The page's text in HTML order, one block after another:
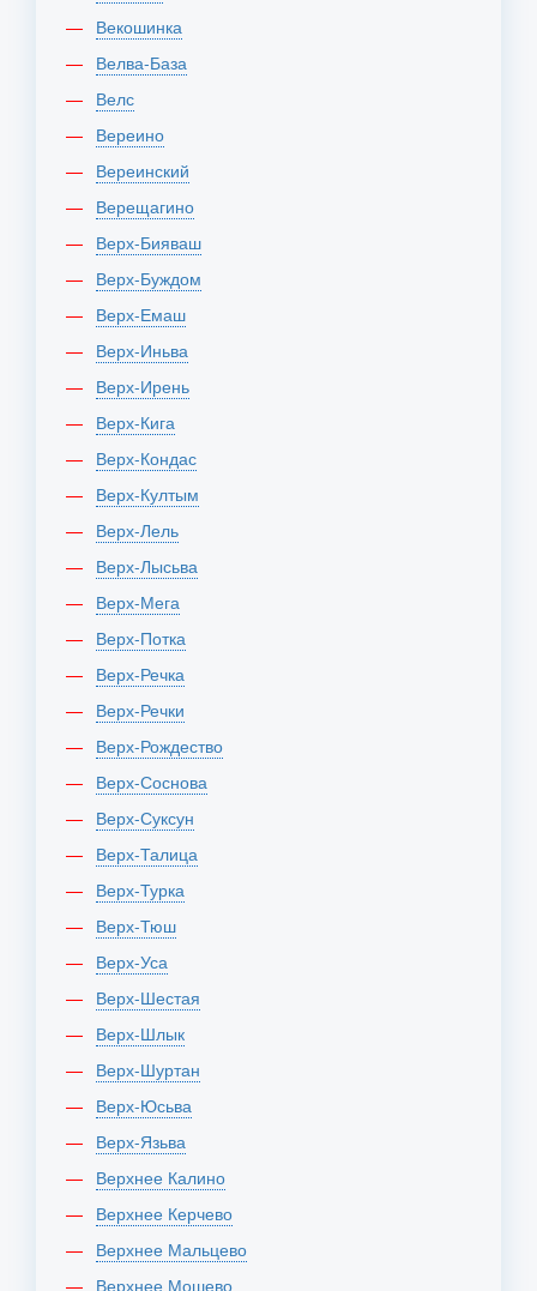
Векошинка
Велва-База
Велс
Вереино
Вереинский
Верещагино
Верх-Бияваш
Верх-Буждом
Верх-Емаш
Верх-Иньва
Верх-Ирень
Верх-Кига
Верх-Кондас
Верх-Култым
Верх-Лель
Верх-Лысьва
Верх-Мега
Верх-Потка
Верх-Речка
Верх-Речки
Верх-Рождество
Верх-Соснова
Верх-Суксун
Верх-Талица
Верх-Турка
Верх-Тюш
Верх-Уса
Верх-Шестая
Верх-Шлык
Верх-Шуртан
Верх-Юсьва
Верх-Язьва
Верхнее Калино
Верхнее Керчево
Верхнее Мальцево
Верхнее Мошево